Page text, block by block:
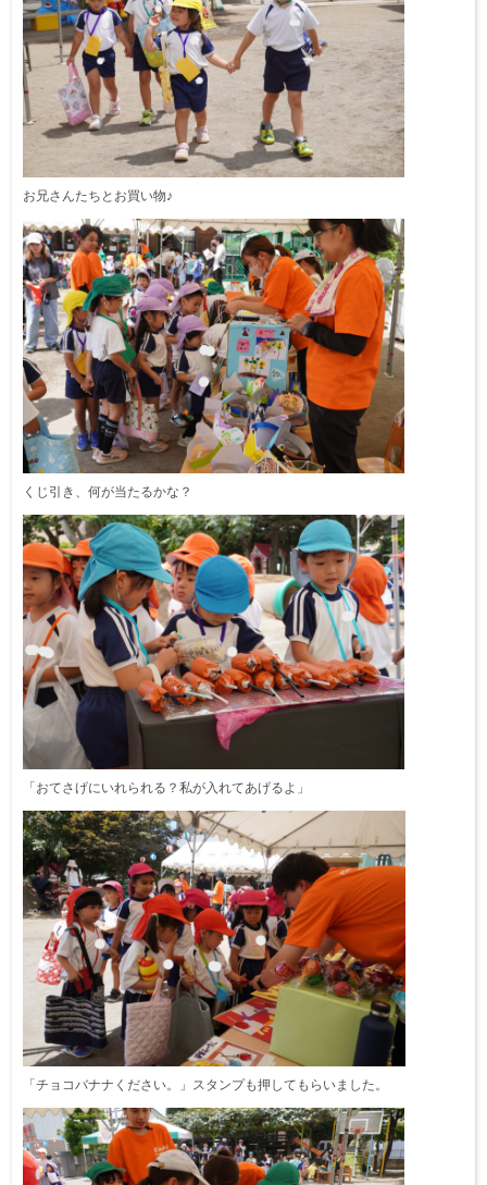
お兄さんたちとお買い物♪
くじ引き、何が当たるかな？
「おてさげにいれられる？私が入れてあげるよ」
「チョコバナナください。」スタンプも押してもらいました。